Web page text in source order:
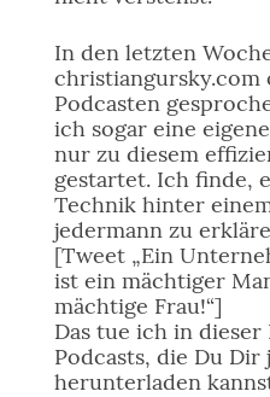
In den letzten
christiangursky.com
Podcasten
ich sogar eine
nur zu diesem
gestartet. Ich finde,
Technik hinter
jedermann zu
[Tweet „Ein
ist ein mächtiger
mächtige Frau!“]
Das tue ich in dieser
Podcasts, die Du
herunterladen